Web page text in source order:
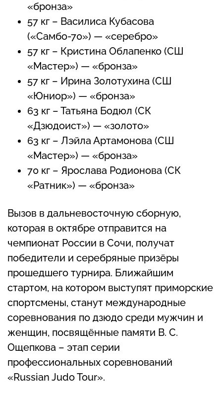
«бронза»
57 кг – Василиса Кубасова
(«Самбо-70») — «серебро»
57 кг – Кристина Облапенко (СШ
«Мастер») — «бронза»
57 кг – Ирина Золотухина (СШ
«Юниор») — «бронза»
63 кг – Татьяна Бодюл (СК
«Дзюдоист») — «золото»
63 кг – Лэйла Артамонова (СШ
«Мастер») — «бронза»
70 кг – Ярослава Родионова (СК
«Ратник») — «бронза»
Вызов в дальневосточную сборную,
которая в октябре отправится на
чемпионат России в Сочи, получат
победители и серебряные призёры
прошедшего турнира. Ближайшим
стартом, на котором выступят приморские
спортсмены, станут международные
соревнования по дзюдо среди мужчин и
женщин, посвящённые памяти В. С.
Ощепкова – этап серии
профессиональных соревнований
«Russian Judo Tour».